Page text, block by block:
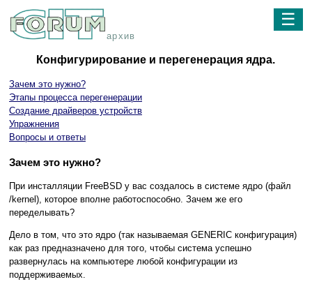
архив
☰
Конфигурирование и перегенерация ядра.
Зачем это нужно?
Этапы процесса перегенерации
Создание драйверов устройств
Упражнения
Вопросы и ответы
Зачем это нужно?
При инсталляции FreeBSD у вас создалось в системе ядро (файл
/kernel), которое вполне работоспособно. Зачем же его
переделывать?
Дело в том, что это ядро (так называемая GENERIC конфигурация)
как раз предназначено для того, чтобы система успешно
развернулась на компьютере любой конфигурации из
поддерживаемых.